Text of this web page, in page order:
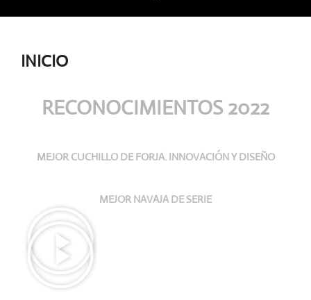
INICIO
RECONOCIMIENTOS 2022
MEJOR CUCHILLO DE FORJA. INNOVACIÓN Y DISEÑO
MEJOR NAVAJA DE SERIE